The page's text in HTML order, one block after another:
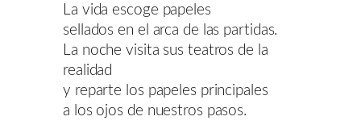
La vida escoge papeles
sellados en el arca de las partidas.
La noche visita sus teatros de la
realidad
y reparte los papeles principales
a los ojos de nuestros pasos.